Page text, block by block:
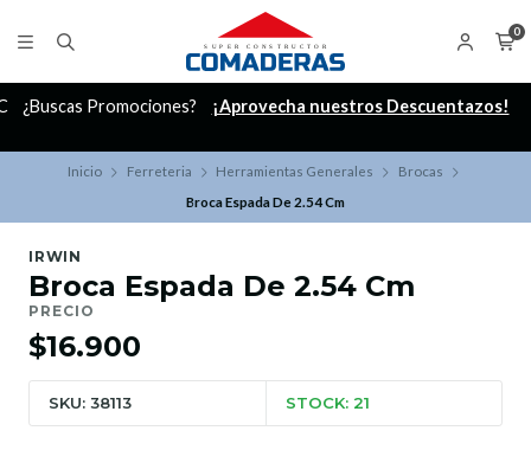
0
¿Buscas Promociones? ¡Aprovecha nuestros Descuentazos!
Inicio Ferreteria Herramientas Generales
Brocas
Broca Espada De 2.54 Cm
IRWIN
Broca Espada De 2.54 Cm
PRECIO
$16.900
SKU: 38113 STOCK: 21